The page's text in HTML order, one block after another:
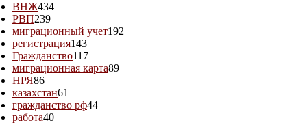
ВНЖ434
РВП239
миграционный учет192
регистрация143
Гражданство117
миграционная карта89
НРЯ86
казахстан61
гражданство рф44
работа40